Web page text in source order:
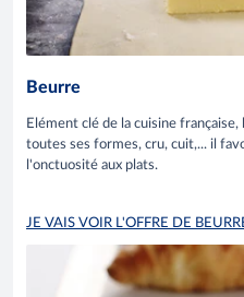
Beurre
Elément clé de la cuisine
toutes ses formes, cru, cuit,... il
l'onctuosité aux plats.
JE VAIS VOIR L'OFFRE DE